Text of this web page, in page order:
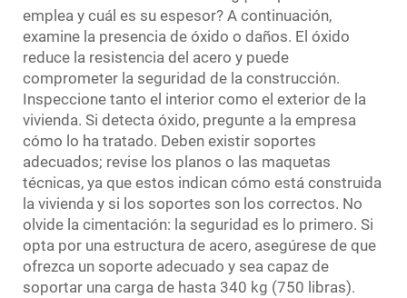
emplea y cuál es su espesor? A continuación,
examine la presencia de óxido o daños. El óxido
reduce la resistencia del acero y puede
comprometer la seguridad de la construcción.
Inspeccione tanto el interior como el exterior de la
vivienda. Si detecta óxido, pregunte a la empresa
cómo lo ha tratado. Deben existir soportes
adecuados; revise los planos o las maquetas
técnicas, ya que estos indican cómo está construida
la vivienda y si los soportes son los correctos. No
olvide la cimentación: la seguridad es lo primero. Si
opta por una estructura de acero, asegúrese de que
ofrezca un soporte adecuado y sea capaz de
soportar una carga de hasta 340 kg (750 libras).